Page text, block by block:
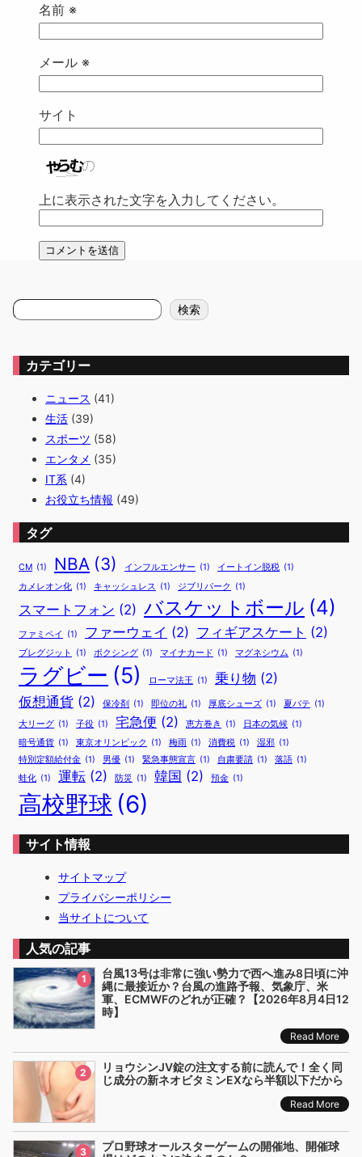
名前 ※
メール ※
サイト
上に表示された文字を入力してください。
検
索
検索
カテゴリー
ニュース (41)
生活 (39)
スポーツ (58)
エンタメ (35)
IT系 (4)
お役立ち情報 (49)
タグ
CM (1) NBA (3) インフルエンサー (1) イートイン脱税 (1)
カメレオン化 (1) キャッシュレス (1) ジブリパーク (1)
スマートフォン (2) バスケットボール (4)
ファミペイ (1) ファーウェイ (2) フィギアスケート (2)
ブレグジット (1) ボクシング (1) マイナカード (1) マグネシウム (1)
ラグビー (5) ローマ法王 (1) 乗り物 (2)
仮想通貨 (2) 保冷剤 (1) 即位の礼 (1) 厚底シューズ (1) 夏バテ (1)
大リーグ (1) 子役 (1) 宅急便 (2) 恵方巻き (1) 日本の気候 (1)
暗号通貨 (1) 東京オリンピック (1) 梅雨 (1) 消費税 (1) 湿邪 (1)
特別定額給付金 (1) 男優 (1) 緊急事態宣言 (1) 自粛要請 (1) 落語 (1)
蛙化 (1) 運転 (2) 防災 (1) 韓国 (2) 預金 (1)
高校野球 (6)
サイト情報
サイトマップ
プライバシーポリシー
当サイトについて
人気の記事
1
台風13号は非常に強い勢力で西へ進み8日頃に沖
縄に最接近か？台風の進路予報、気象庁、米
軍、ECMWFのどれが正確？【2026年8月4日12
時】
Read More
2
リョウシンJV錠の注文する前に読んで！全く同
じ成分の新ネオビタミンEXなら半額以下だから
Read More
3
プロ野球オールスターゲームの開催地、開催球